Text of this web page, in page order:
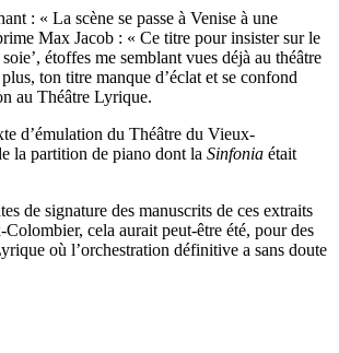
: « La scène se passe à Venise à une
Max Jacob : « Ce titre pour insister sur le
étoffes me semblant vues déjà au théâtre
ton titre manque d’éclat et se confond
au Théâtre Lyrique.
d’émulation du Théâtre du Vieux-
la partition de piano dont la Sinfonia était
de signature des manuscrits de ces extraits
cela aurait peut-être été, pour des
où l’orchestration définitive a sans doute